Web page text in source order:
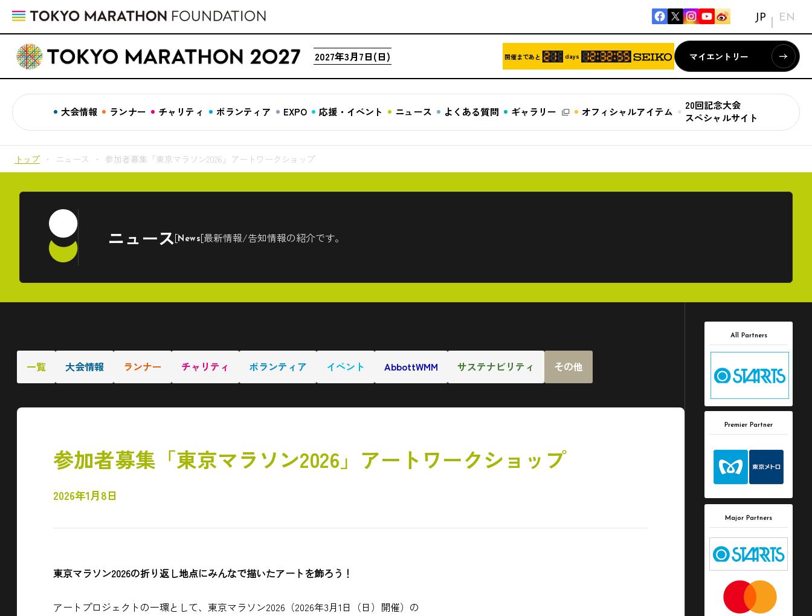
JP EN
2027年3月7日(日) 開催まであと days マイエントリー
大会情報 ランナー チャリティ ボランティア EXPO 応援・イベント ニュース よくある質問 ギャラリー オフィシャルアイテム
20回記念大会
スペシャルサイト
トップ ニュース 参加者募集「東京マラソン2026」アートワークショップ
ニュース News 最新情報/告知情報の紹介です。
一覧 大会情報 ランナー チャリティ ボランティア イベント AbbottWMM サステナビリティ その他
参加者募集「東京マラソン2026」アートワークショップ
2026年1月8日
東京マラソン2026の折り返し地点にみんなで描いたアートを飾ろう！
アートプロジェクトの一環として、東京マラソン2026（2026年3月1日（日）開催）の
All Partners
Premier Partner
Major Partners